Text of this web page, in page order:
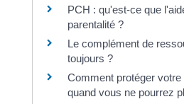
PCH : qu'est-ce que
parentalité ?
Le complément de
toujours ?
Comment protéger votre
quand vous ne pourrez